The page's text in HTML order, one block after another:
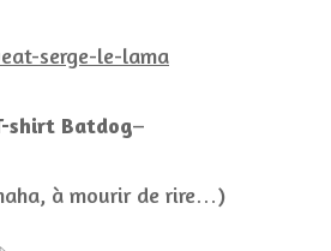
shirt Batdog–
à mourir de rire…)